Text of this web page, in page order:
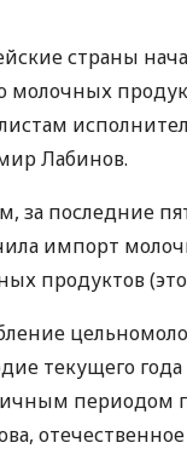
страны
молочных
Лабинов.
за последние
импорт
продуктов
текущего
периодом